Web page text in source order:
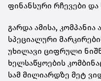
ფინანსური რჩევები
გარდა ამისა,
სპეციალური
უხილავი ციფრული
ხელსაწყოების
სამ მილიარდზე მეტ